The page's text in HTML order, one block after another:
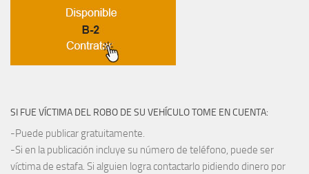
SI FUE VÍCTIMA DEL ROBO DE SU VEHÍCULO TOME EN CUENTA:
-Puede publicar gratuitamente.
-Si en la publicación incluye su número de teléfono, puede ser
víctima de estafa. Si alguien logra contactarlo pidiendo dinero por